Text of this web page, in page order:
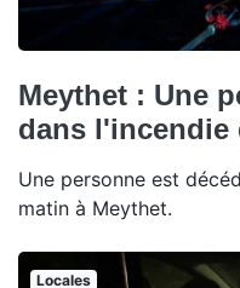
Meythet : Une
dans l'incendie
Une personne est
matin à Meythet.
Locales